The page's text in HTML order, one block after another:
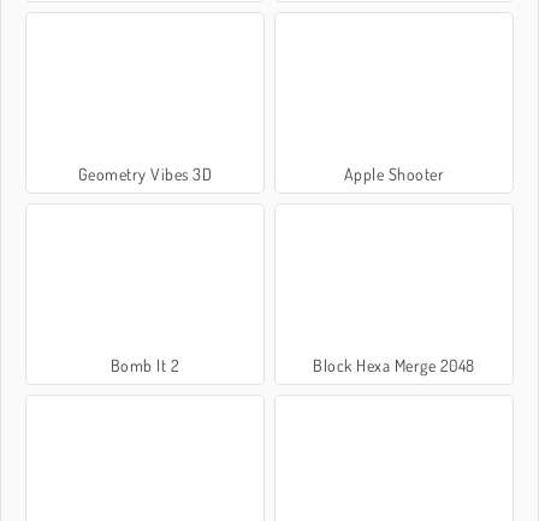
Geometry Vibes 3D Apple Shooter
Bomb It 2 Block Hexa Merge 2048